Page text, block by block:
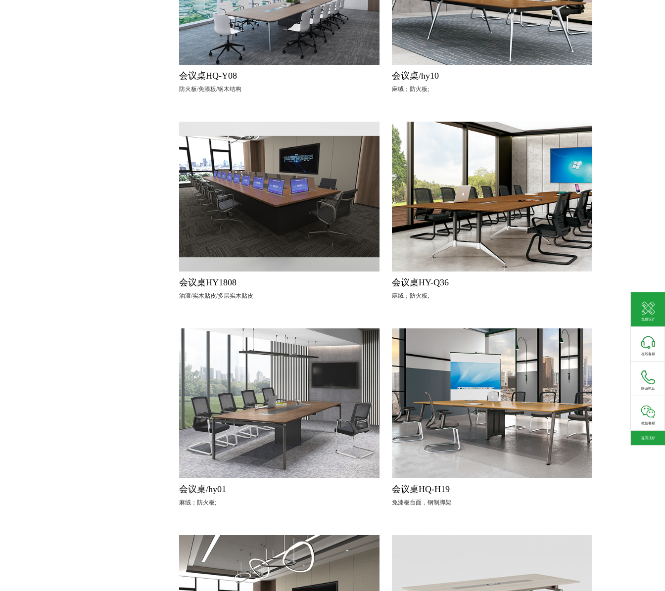
会议桌HQ-Y08
防火板/免漆板/钢木结构
会议桌/hy10
麻绒；防火板;
会议桌HY1808
油漆/实木贴皮/多层实木贴皮
会议桌HY-Q36
麻绒；防火板;
会议桌/hy01
麻绒；防火板;
会议桌HQ-H19
免漆板台面，钢制脚架
免费设计
在线客服
联系电话
微信客服
返回顶部